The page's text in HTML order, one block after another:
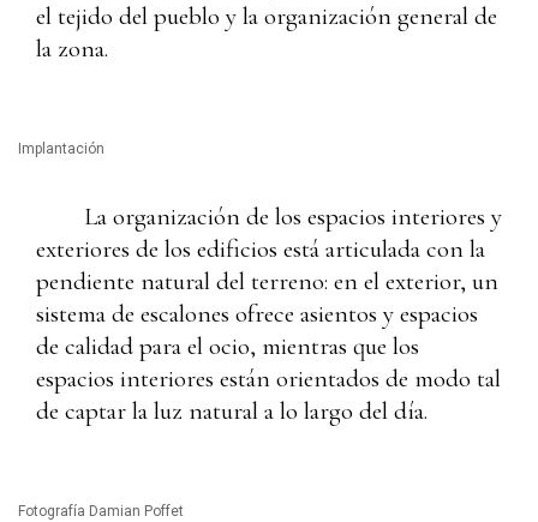
el tejido del pueblo y la organización general de
la zona.
Implantación
La organización de los espacios interiores y
exteriores de los edificios está articulada con la
pendiente natural del terreno: en el exterior, un
sistema de escalones ofrece asientos y espacios
de calidad para el ocio, mientras que los
espacios interiores están orientados de modo tal
de captar la luz natural a lo largo del día.
Fotografía Damian Poffet